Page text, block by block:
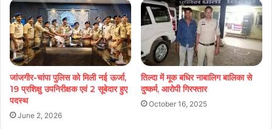
जांजगीर-चांपा पुलिस को मिली नई ऊर्जा,
19 प्रशिक्षु उपनिरीक्षक एवं 2 सूबेदार हुए
पदस्थ
June 2, 2026
तिल्दा में मूक बधिर नाबालिग बालिका से
दुष्कर्म, आरोपी गिरफ्तार
October 16, 2025